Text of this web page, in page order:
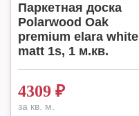
Паркетная доска
Polarwood Oak
premium elara white
matt 1s, 1 м.кв.
4309 ₽
за кв. м.